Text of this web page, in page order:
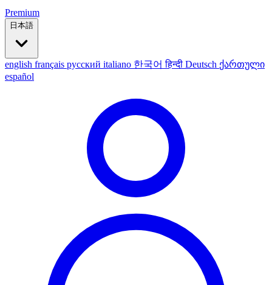
Premium
日本語
english français русский italiano 한국어हिन्दी Deutsch ქართული
español